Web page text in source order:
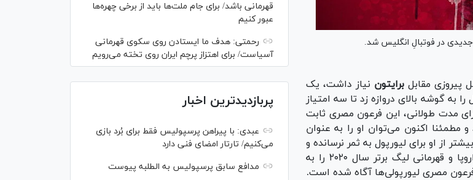
جدیدی در فوتبالِ انگلیس شد.
پیروزی مقابل برایتون نیاز داشت، یک
به گوشه بالای دروازه زد تا سه امتیاز
مدت طولانی، این فرعون مصری ثابت
مطمئنا اکنون می‌توان او را به عنوان
از او برای لیورپول به ثمر نرسانده و
او به این باشگاه کمک کرد که در سال ۲۰۱۹ قهرمان لیگ قهرمانان اروپا و قهرمانی لیگ برتر سال ۲۰۲۰ را به
مصری لیورپولی‌ها آگاه شده است.
قهرمانی باشد/ برای جام ملت‌ها باید از برخی چهره‌ها
عبور کنیم
رحمتی: هدف ما ایستادن روی سکوی قهرمانی
آسیاست/ برای اهتزاز پرچم ایران روی تخته می‌رویم
پربازدیدترین اخبار
عبدی: با پیراهن پرسپولیس فقط برای بُرد بازی
می‌کنیم/ تارتار امضای فنی دارد
مدافع سابق پرسپولیس به الطلبه پیوست